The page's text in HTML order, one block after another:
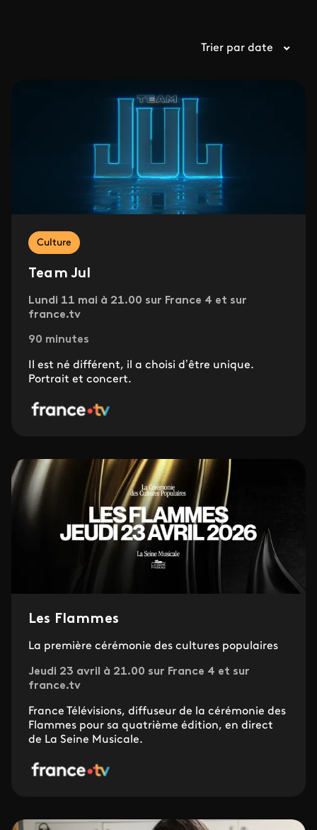
Trier par date
Culture
Team Jul
Lundi 11 mai à 21.00 sur France 4 et sur
france.tv
90 minutes
Il est né différent, il a choisi d’être unique.
Portrait et concert.
Les Flammes
La première cérémonie des cultures populaires
Jeudi 23 avril à 21.00 sur France 4 et sur
france.tv
France Télévisions, diffuseur de la cérémonie des
Flammes pour sa quatrième édition, en direct
de La Seine Musicale.